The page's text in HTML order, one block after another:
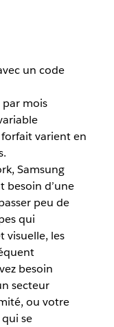
un code
par mois
varient en
Samsung
besoin d’une
peu de
qui
visuelle, les
besoin
secteur
ou votre
se